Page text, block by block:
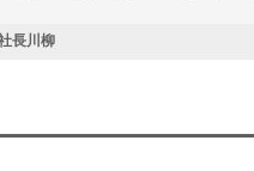
長川柳